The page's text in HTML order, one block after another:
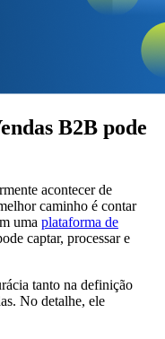
B2B pode
acontecer de
caminho é contar
uma plataforma de
captar, processar e
tanto na definição
No detalhe, ele